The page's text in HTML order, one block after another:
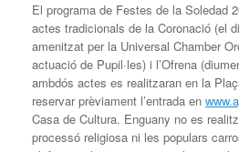
El programa de Festes de la Soledad
actes tradicionals de la Coronació (el
amenitzat per la Universal Chamber
actuació de Pupil·les) i l’Ofrena
ambdós actes es realitzaran en la
reservar prèviament l’entrada en
Casa de Cultura. Enguany no es
processó religiosa ni les populars